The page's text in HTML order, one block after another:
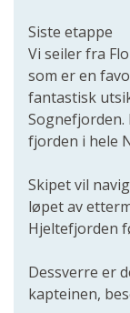
Siste etappe
Vi seiler fra
som er en
fantastisk
Sognefjorden.
fjorden i hele
Skipet vil
løpet av
Hjeltefjorden
Dessverre er
kapteinen,